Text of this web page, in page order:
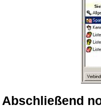
Abschließend